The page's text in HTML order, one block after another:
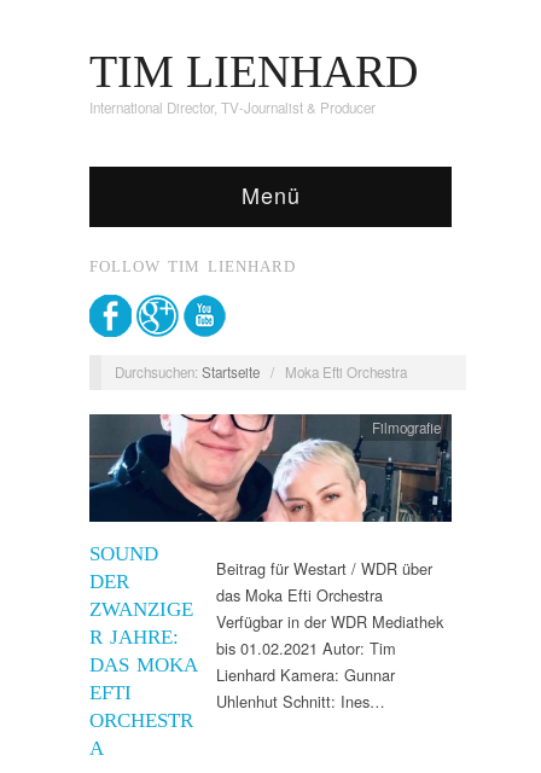
TIM LIENHARD
International Director, TV-Journalist & Producer
Menü
FOLLOW TIM LIENHARD
Durchsuchen: Startseite / Moka Efti Orchestra
SOUND
DER
ZWANZIGE
R JAHRE:
DAS MOKA
EFTI
ORCHESTR
A
Filmografie
Beitrag für Westart / WDR über
das Moka Efti Orchestra
Verfügbar in der WDR Mediathek
bis 01.02.2021 Autor: Tim
Lienhard Kamera: Gunnar
Uhlenhut Schnitt: Ines…